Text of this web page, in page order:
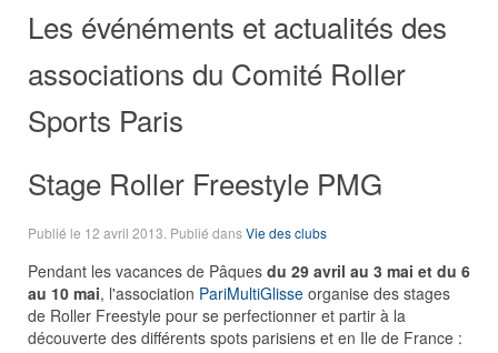
Les événéments et actualités des
associations du Comité Roller
Sports Paris
Stage Roller Freestyle PMG
Publié le 12 avril 2013 . Publié dansVie des clubs
Pendant les vacances de Pâques du 29 avril au 3 mai et du 6
au 10 mai, l'association PariMultiGlisse organise des stages
de Roller Freestyle pour se perfectionner et partir à la
découverte des différents spots parisiens et en Ile de France :